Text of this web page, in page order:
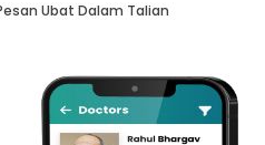
Ubat Dalam Talian